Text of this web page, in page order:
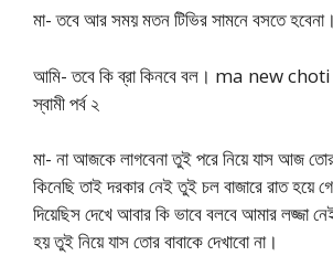
মা- তবে আর সময় মতন টিভির সামনে বসতে হবেনা।
আমি- তবে কি ব্রা কিনবে বল। ma new choti
স্বামী পর্ব ২
মা- না আজকে লাগবেনা তুই পরে নিয়ে যাস আজ তোর
কিনেছি তাই দরকার নেই তুই চল বাজারে রাত হয়ে
দিয়েছিস দেখে আবার কি ভাবে বলবে আমার লজ্জা
হয় তুই নিয়ে যাস তোর বাবাকে দেখাবো না।